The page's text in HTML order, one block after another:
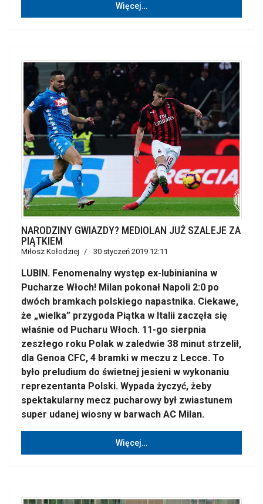
Więcej…
NARODZINY GWIAZDY? MEDIOLAN JUŻ SZALEJE ZA
PIĄTKIEM
Miłosz Kołodziej 30 styczeń 2019 12:11
LUBIN. Fenomenalny występ ex-lubinianina w
Pucharze Włoch! Milan pokonał Napoli 2:0 po
dwóch bramkach polskiego napastnika. Ciekawe,
że „wielka” przygoda Piątka w Italii zaczęła się
właśnie od Pucharu Włoch. 11-go sierpnia
zeszłego roku Polak w zaledwie 38 minut strzelił,
dla Genoa CFC, 4 bramki w meczu z Lecce. To
było preludium do świetnej jesieni w wykonaniu
reprezentanta Polski. Wypada życzyć, żeby
spektakularny mecz pucharowy był zwiastunem
super udanej wiosny w barwach AC Milan.
Więcej…